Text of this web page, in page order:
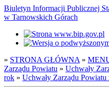
Biuletyn Informacji Publicznej
w Tarnowskich Górach
» STRONA GŁÓWNA »
Zarządu Powiatu » Uchwały
rok » Uchwały Zarządu